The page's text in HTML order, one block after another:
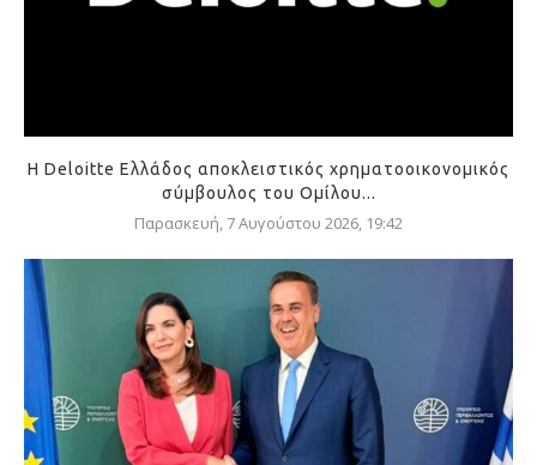
Η Deloitte Ελλάδος αποκλειστικός χρηματοοικονομικός
σύμβουλος του Ομίλου...
Παρασκευή, 7 Αυγούστου 2026, 19:42